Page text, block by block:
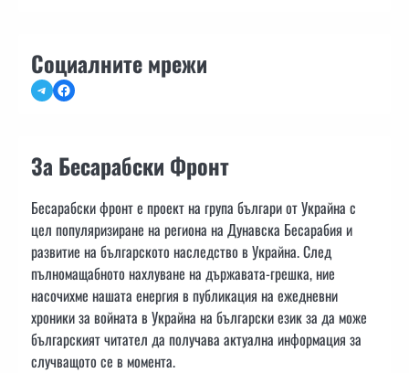
Социалните мрежи
TelegramFacebook
За Бесарабски Фронт
Бесарабски фронт е проект на група българи от Украйна с
цел популяризиране на региона на Дунавска Бесарабия и
развитие на българското наследство в Украйна. След
пълномащабното нахлуване на държавата-грешка, ние
насочихме нашата енергия в публикация на ежедневни
хроники за войната в Украйна на български език за да може
българският читател да получава актуална информация за
случващото се в момента.